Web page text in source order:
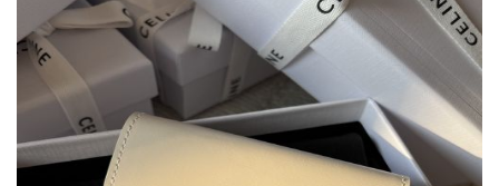
ー
録
ー
ー
お
ら
yoyocopys@gmail.com
2026春の新作続々更新中！期間中のご注文でお得な割引をご利用いただ
新作入荷！ルイ・ヴィトンスーパーコピー バッグ最新モデルが登場。